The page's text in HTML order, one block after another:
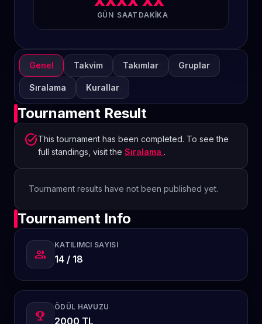
GÜN SAAT DAKIKA
Genel Takvim Takımlar Gruplar
Sıralama Kurallar
Tournament Result
task_altThis tournament has been completed. To see the
full standings, visit the Sıralama .
Tournament results have not been published yet.
Tournament Info
group
KATILIMCI SAYISI
14 / 18
emoji_events
ÖDÜL HAVUZU
2000 TL